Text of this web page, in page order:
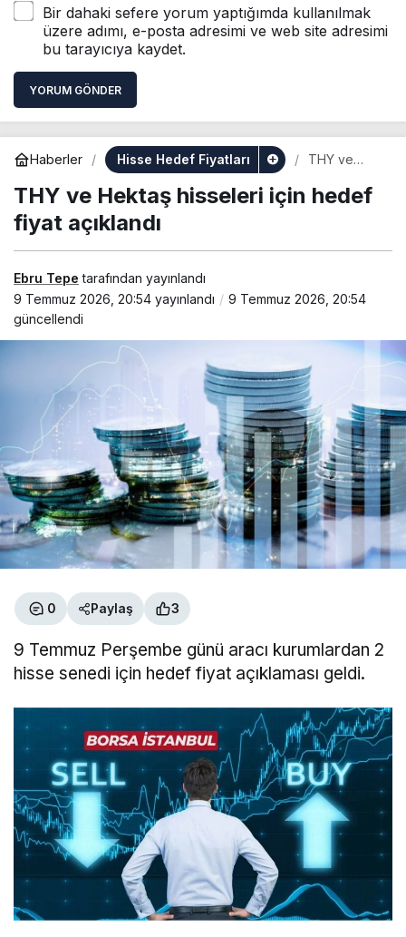
Bir dahaki sefere yorum yaptığımda kullanılmak
üzere adımı, e-posta adresimi ve web site adresimi
bu tarayıcıya kaydet.
YORUM GÖNDER
Haberler Hisse Hedef Fiyatları
THY ve
hisseleri için
hedef fiyat
THY ve Hektaş hisseleri için hedef
fiyat açıklandı
Ebru Tepe tarafından yayınlandı
9 Temmuz 2026, 20:54 yayınlandı
9 Temmuz 2026, 20:54
güncellendi
0 Paylaş 3
9 Temmuz Perşembe günü aracı kurumlardan 2
hisse senedi için hedef fiyat açıklaması geldi.